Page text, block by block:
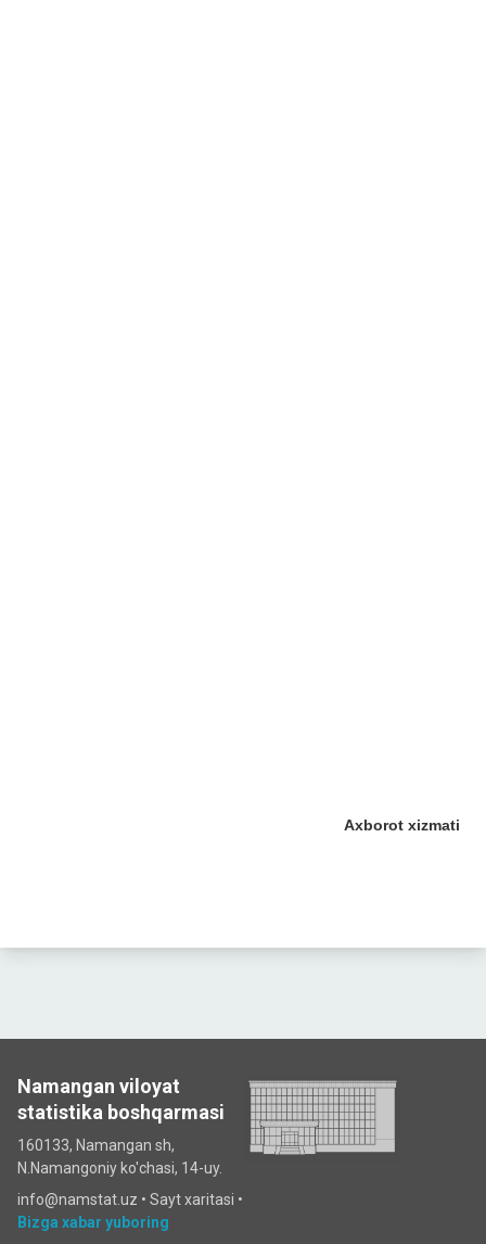
Axborot xizmati
Namangan viloyat
statistika boshqarmasi
160133, Namangan sh,
N.Namangoniy ko'chasi, 14-uy.
info@namstat.uz • Sayt xaritasi •
Bizga xabar yuboring